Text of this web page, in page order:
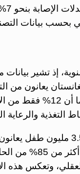
بحسب بيانات
إذ تشير
في أفغانستان
تبلغ نسبة الهزال
التغذية
بشكل مباشر لخطر
وتعكس هذه